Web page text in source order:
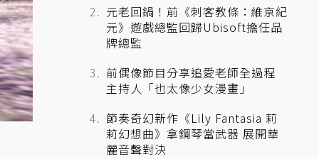
元老回鍋！前《刺客教條：維京紀
元》遊戲總監回歸Ubisoft擔任品
牌總監
前偶像節目分享追愛老師全過程
主持人「也太像少女漫畫」
節奏奇幻新作《Lily Fantasia 莉
莉幻想曲》拿鋼琴當武器 展開華
麗音聲對決